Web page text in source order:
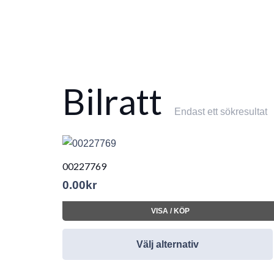
Bilratt Endast ett sökresultat
00227769
0.00 kr
VISA / KÖP
Välj alternativ